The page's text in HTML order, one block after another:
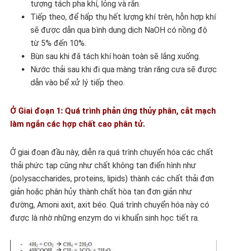
tượng tách pha khí, lỏng và rắn.
Tiếp theo, để hấp thụ hết lượng khí trên, hỗn hợp khí
sẽ được dẫn qua bình dung dịch NaOH có nồng độ
từ 5% đến 10%.
Bùn sau khi đã tách khí hoàn toàn sẽ lắng xuống.
Nước thải sau khi đi qua màng tràn răng cưa sẽ được
dẫn vào bể xử lý tiếp theo.
Ở Giai đoạn 1: Quá trình phản ứng thủy phân, cắt mạch
làm ngắn các hợp chất cao phân tử.
Ở giai đoạn đầu này, diễn ra quá trình chuyển hóa các chất
thải phức tạp cũng như chất không tan điển hình như
(polysaccharides, proteins, lipids) thành các chất thải đơn
giản hoặc phân hủy thành chất hòa tan đơn giản như
đường, Amoni axit, axit béo. Quá trình chuyển hóa này có
được là nhờ những enzym do vi khuẩn sinh học tiết ra.